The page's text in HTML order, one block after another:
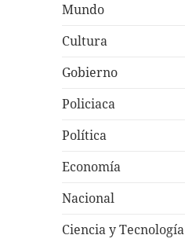
Mundo
Cultura
Gobierno
Policiaca
Política
Economía
Nacional
Ciencia y Tecnología